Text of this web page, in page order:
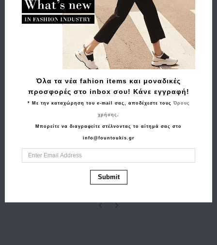
Σχετικά Προϊόντα
Αγορά
Σακίδιο GUESS
Manhattan Large
109.90€
Αγορά
Σακίδιο BUGATTI
49392601 Universum
Όλα τα νέα fahion items και μοναδικές
προσφορές στο inbox σου! Κάνε εγγραφή!
* Με την καταχώρηση του e-mail σας, αποδέχεστε τους Όρους
χρήσης.
Μπορείτε να διαγραφείτε στέλνοντας το αίτημά σας στο
info@fountoukis.gr
Submit